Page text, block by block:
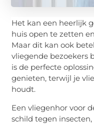
Het kan een heerlijk
huis open te zetten
Maar dit kan ook
vliegende bezoekers
is de perfecte
genieten, terwijl je
houdt.
Een vliegenhor voor
schild tegen